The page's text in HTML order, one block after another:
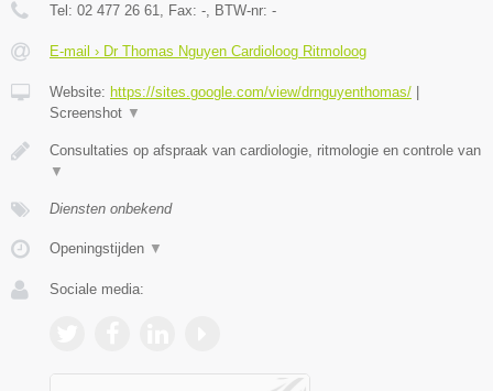
Tel: 02 477 26 61 , Fax: - , BTW-nr: -
E-mail › Dr Thomas Nguyen Cardioloog Ritmoloog
Website: https://sites.google.com/view/drnguyenthomas/ |
Screenshot ▼
Consultaties op afspraak van cardiologie, ritmologie en controle van
▼
Diensten onbekend
Openingstijden ▼
Sociale media: